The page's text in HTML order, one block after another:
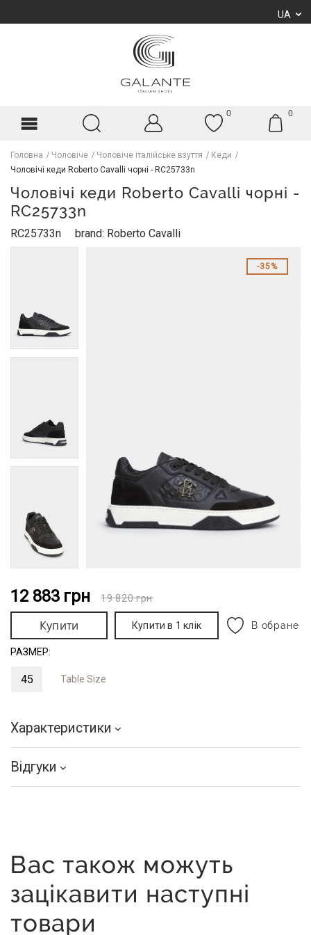
UA
0 0
Головна Чоловіче Чоловіче італійське взуття
Кеди
Чоловічі кеди Roberto Cavalli чорні - RC25733n
Чоловічі кеди Roberto Cavalli чорні -
RC25733n
RC25733n brand: Roberto Cavalli
35%
12 883 грн 19 820грн
Купити Купити в 1 клік В обране
РАЗМЕР:
45 Table Size
Характеристики
Відгуки
Вас також можуть
зацікавити наступні
товари